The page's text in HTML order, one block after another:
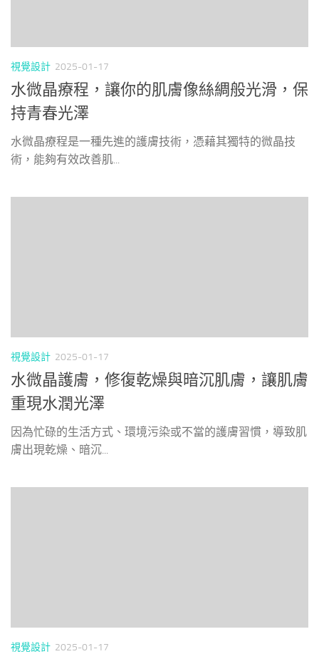
視覺設計 2025-01-17
水微晶療程，讓你的肌膚像絲綢般光滑，保
持青春光澤
水微晶療程是一種先進的護膚技術，憑藉其獨特的微晶技
術，能夠有效改善肌...
視覺設計 2025-01-17
水微晶護膚，修復乾燥與暗沉肌膚，讓肌膚
重現水潤光澤
因為忙碌的生活方式、環境污染或不當的護膚習慣，導致肌
膚出現乾燥、暗沉...
視覺設計 2025-01-17